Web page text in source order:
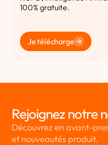
100% gratuite.
Je télécharge
Rejoignez notre
Découvrez en avant-
et nouveautés produit.